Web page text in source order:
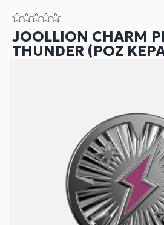
JOOLLION CHARM
THUNDER (ΡΟΖ